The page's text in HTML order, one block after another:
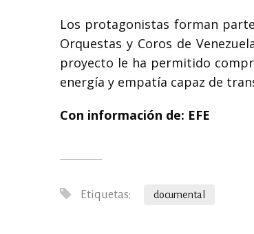
Los protagonistas forman
Orquestas y Coros de
proyecto le ha permitido
energía y empatía capaz de
Con información de: EFE
Etiquetas: documental